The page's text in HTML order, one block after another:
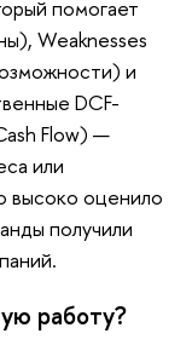
помогает
Weaknesses
и
DCF-
Flow) —
или
высоко оценило
получили
работу?